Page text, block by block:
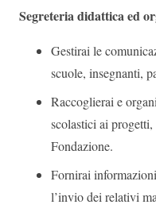
Segreteria didattica ed
Gestirai le
scuole, insegnanti,
Raccoglierai e
scolastici ai
Fondazione.
Fornirai
l’invio dei relativi